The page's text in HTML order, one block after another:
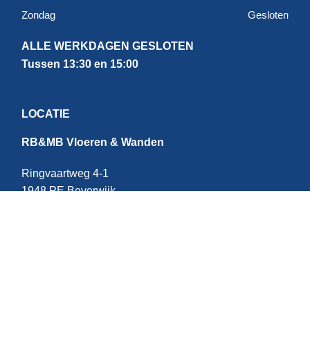
Zondag
Gesloten
ALLE WERKDAGEN GESLOTEN
Tussen 13:30 en 15:00
LOCATIE
RB&MB Vloeren & Wanden
Ringvaartweg 4-1
1948 PE Beverwijk